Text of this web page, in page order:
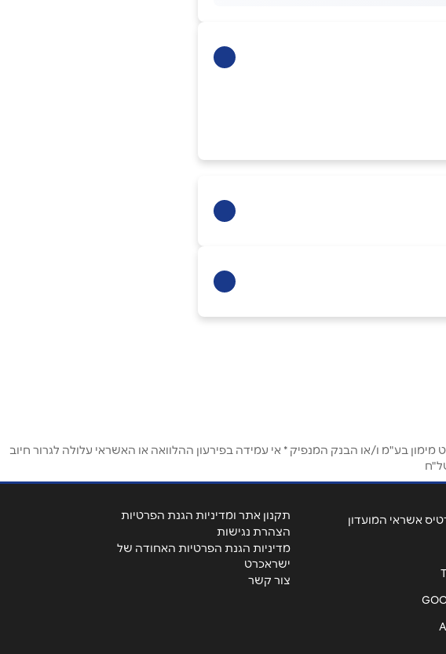
בע"מ ו/או הבנק המנפיק * אי עמידה בפירעון ההלוואה או האשראי עלולה לגרור חיוב
אשראי המועדון
תקנון אתר ומדיניות הגנת הפרטיות
הצהרת נגישות
מדיניות הגנת הפרטיות האחודה של
ישראכרט
צור קשר